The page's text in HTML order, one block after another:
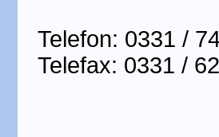
Telefon: 0331 /
Telefax: 0331 /